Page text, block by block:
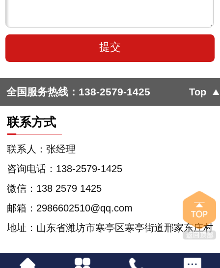
全国服务热线： 138-2579-1425 Top
联系方式
咨询电话：138-2579-1425
联系人：张经理
微信：138 2579 1425
邮箱：2986602510@qq.com
地址：山东省潍坊市寒亭区寒亭街道邢家东庄村